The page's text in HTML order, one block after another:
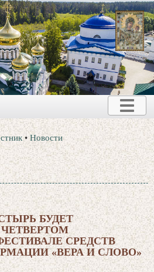
•Новости
БУДЕТ
СРЕДСТВ
«ВЕРА И СЛОВО»